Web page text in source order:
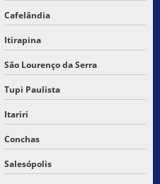
Cafelândia
Itirapina
São Lourenço da Serra
Tupi Paulista
Itariri
Conchas
Salesópolis